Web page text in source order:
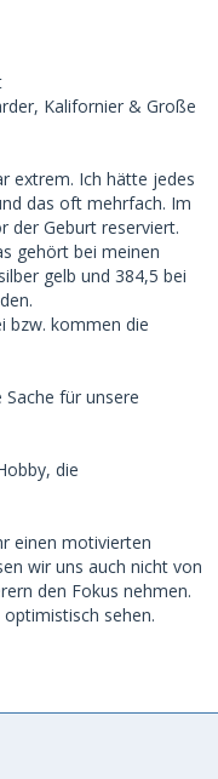
Kalifornier & Große
extrem. Ich hätte jedes
das oft mehrfach. Im
der Geburt reserviert.
gehört bei meinen
gelb und 384,5 bei
bzw. kommen die
für unsere
die
einen motivierten
wir uns auch nicht von
den Fokus nehmen.
sehen.